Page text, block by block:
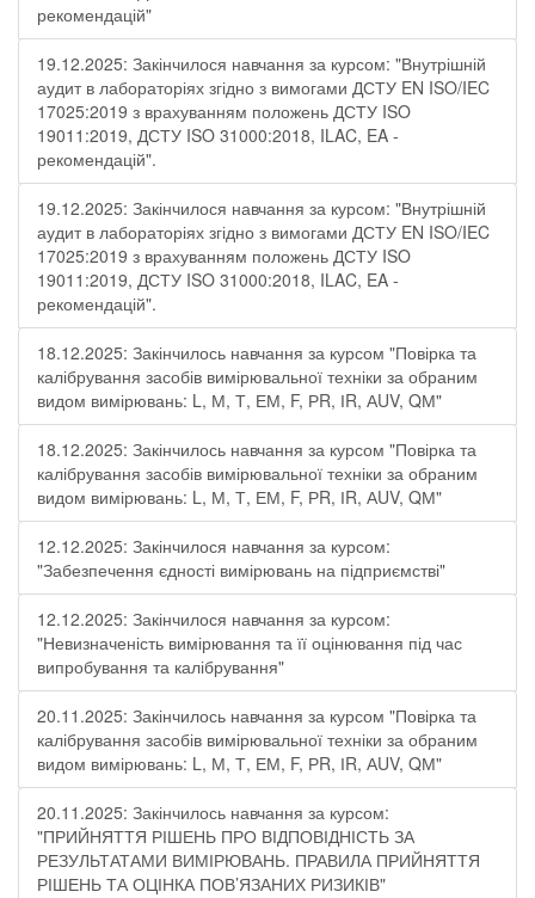
рекомендацій"
19.12.2025: Закінчилося навчання за курсом: "Внутрішній
аудит в лабораторіях згідно з вимогами ДСТУ EN ISO/IEC
17025:2019 з врахуванням положень ДСТУ ISO
19011:2019, ДСТУ ISO 31000:2018, ILAC, EA -
рекомендацій".
19.12.2025: Закінчилося навчання за курсом: "Внутрішній
аудит в лабораторіях згідно з вимогами ДСТУ EN ISO/IEC
17025:2019 з врахуванням положень ДСТУ ISO
19011:2019, ДСТУ ISO 31000:2018, ILAC, EA -
рекомендацій".
18.12.2025: Закінчилось навчання за курсом "Повірка та
калібрування засобів вимірювальної техніки за обраним
видом вимірювань: L, М, Т, ЕМ, F, РR, ІR, АUV, QМ"
18.12.2025: Закінчилось навчання за курсом "Повірка та
калібрування засобів вимірювальної техніки за обраним
видом вимірювань: L, М, Т, ЕМ, F, РR, ІR, АUV, QМ"
12.12.2025: Закінчилося навчання за курсом:
"Забезпечення єдності вимірювань на підприємстві"
12.12.2025: Закінчилося навчання за курсом:
"Невизначеність вимірювання та її оцінювання під час
випробування та калібрування"
20.11.2025: Закінчилось навчання за курсом "Повірка та
калібрування засобів вимірювальної техніки за обраним
видом вимірювань: L, М, Т, ЕМ, F, РR, ІR, АUV, QМ"
20.11.2025: Закінчилось навчання за курсом:
"ПРИЙНЯТТЯ РІШЕНЬ ПРО ВІДПОВІДНІСТЬ ЗА
РЕЗУЛЬТАТАМИ ВИМІРЮВАНЬ. ПРАВИЛА ПРИЙНЯТТЯ
РІШЕНЬ ТА ОЦІНКА ПОВ’ЯЗАНИХ РИЗИКІВ"